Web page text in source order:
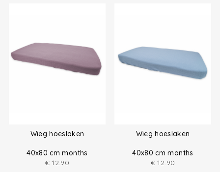
Wieg hoeslaken
40x80 cm months
€ 12.90
Wieg hoeslaken
40x80 cm months
€ 12.90